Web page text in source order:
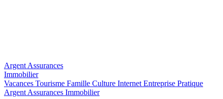
Argent Assurances
Immobilier
Vacances Tourisme Famille Culture Internet Entreprise Pratique
Argent Assurances Immobilier